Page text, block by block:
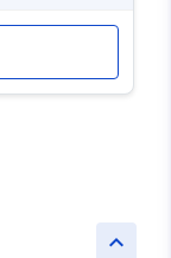
keyboard_arrow_up